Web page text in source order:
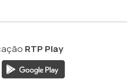
RTP Play